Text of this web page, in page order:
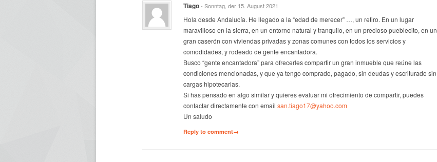
Tiago- Sonntag, der 15. August 2021
Hola desde Andalucía. He llegado a la “edad de merecer” …, un retiro. En un lugar
maravilloso en la sierra, en un entorno natural y tranquilo, en un precioso pueblecito, en un
gran caserón con viviendas privadas y zonas comunes con todos los servicios y
comodidades, y rodeado de gente encantadora.
Busco “gente encantadora” para ofrecerles compartir un gran inmueble que reúne las
condiciones mencionadas, y que ya tengo comprado, pagado, sin deudas y escriturado sin
cargas hipotecarias.
Si has pensado en algo similar y quieres evaluar mi ofrecimiento de compartir, puedes
contactar directamente con email san.tiago17@yahoo.com
Un saludo
Reply to comment→